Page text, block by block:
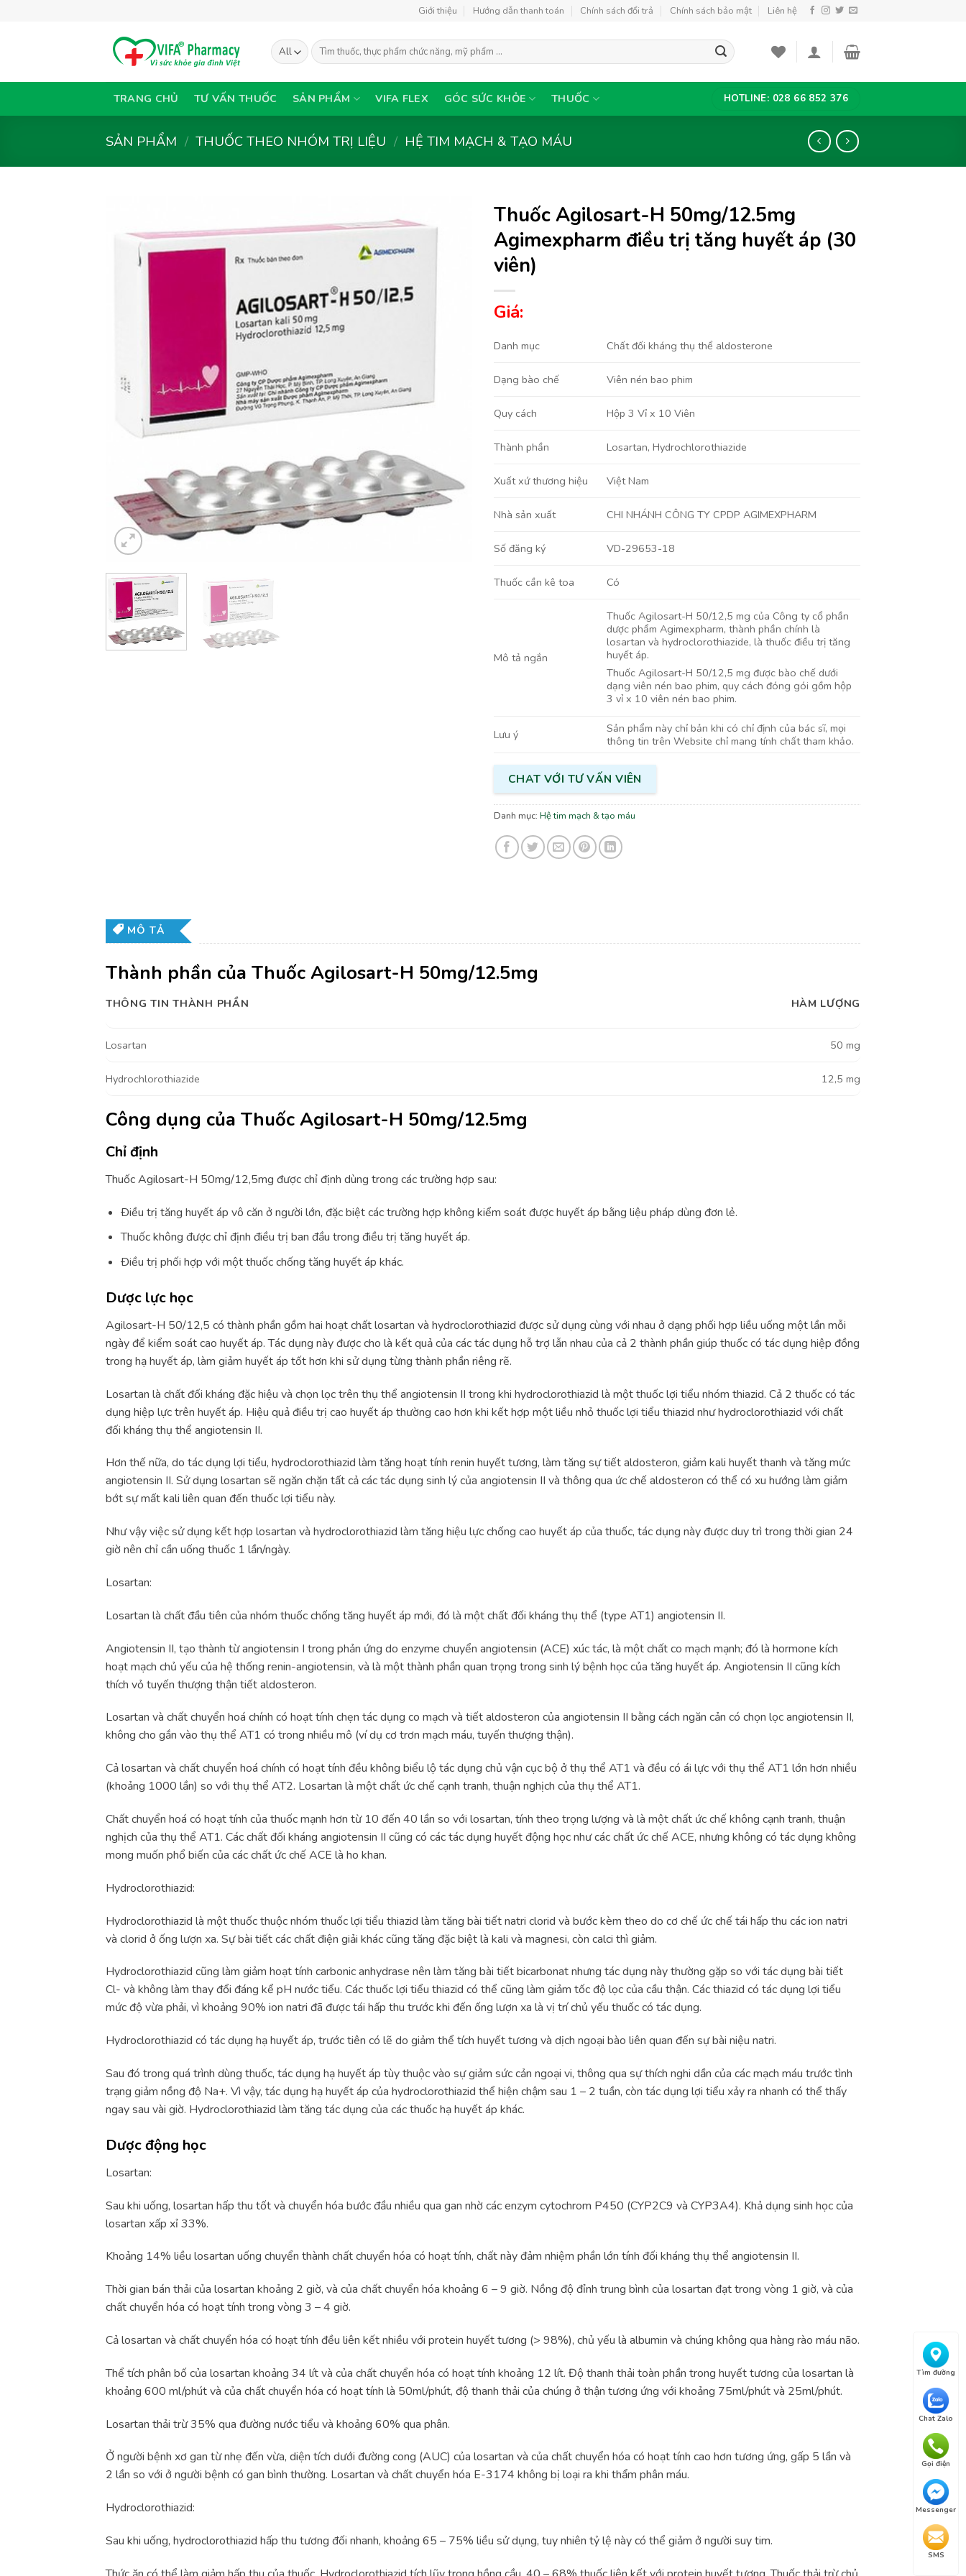
Tìm đường
Chat Zalo
Gọi điện
Messenger
SMS
Giới thiệu Hướng dẫn thanh toán Chính sách đổi trả Chính sách bảo mật Liên hệ
Tìm
kiếm:
TRANG CHỦ TƯ VẤN THUỐC SẢN PHẨM VIFA FLEX GÓC SỨC KHỎE THUỐC HOTLINE: 028 66 852 376
SẢN PHẨM / THUỐC THEO NHÓM TRỊ LIỆU / HỆ TIM MẠCH & TẠO MÁU
Thuốc Agilosart-H 50mg/12.5mg
Agimexpharm điều trị tăng huyết áp (30
viên)
Giá:
Danh mục Chất đối kháng thụ thể aldosterone
Dạng bào chế Viên nén bao phim
Quy cách Hộp 3 Vỉ x 10 Viên
Thành phần Losartan,Hydrochlorothiazide
Xuất xứ thương hiệu Việt Nam
Nhà sản xuất CHI NHÁNH CÔNG TY CPDP AGIMEXPHARM
Số đăng ký VD-29653-18
Thuốc cần kê toa Có
Mô tả ngắn
Thuốc Agilosart-H 50/12,5 mg của Công ty cổ phần
dược phẩm Agimexpharm, thành phần chính là
losartan và hydroclorothiazide, là thuốc điều trị tăng
huyết áp.
Thuốc Agilosart-H 50/12,5 mg được bào chế dưới
dạng viên nén bao phim, quy cách đóng gói gồm hộp
3 vỉ x 10 viên nén bao phim.
Lưu ý
Sản phẩm này chỉ bản khi có chỉ định của bác sĩ, mọi
thông tin trên Website chỉ mang tính chất tham khảo.
CHAT VỚI TƯ VẤN VIÊN
Danh mục: Hệ tim mạch & tạo máu
MÔ TẢ
Thành phần của Thuốc Agilosart-H 50mg/12.5mg
THÔNG TIN THÀNH PHẦN HÀM LƯỢNG
Losartan 50 mg
Hydrochlorothiazide 12,5 mg
Công dụng của Thuốc Agilosart-H 50mg/12.5mg
Chỉ định
Thuốc Agilosart-H 50mg/12,5mg được chỉ định dùng trong các trường hợp sau:
Ðiều trị tăng huyết áp vô căn ở người lớn, đặc biệt các trường hợp không kiểm soát được huyết áp bằng liệu pháp dùng đơn lẻ.
Thuốc không được chỉ định điều trị ban đầu trong điều trị tăng huyết áp.
Ðiều trị phối hợp với một thuốc chống tăng huyết áp khác.
Dược lực học
Agilosart-H 50/12,5 có thành phần gồm hai hoạt chất losartan và hydroclorothiazid được sử dụng cùng với nhau ở dạng phối hợp liều uống một lần mỗi
ngày để kiểm soát cao huyết áp. Tác dụng này được cho là kết quả của các tác dụng hỗ trợ lẫn nhau của cả 2 thành phần giúp thuốc có tác dụng hiệp đồng
trong hạ huyết áp, làm giảm huyết áp tốt hơn khi sử dụng từng thành phần riêng rẽ.
Losartan là chất đối kháng đặc hiệu và chọn lọc trên thụ thể angiotensin II trong khi hydroclorothiazid là một thuốc lợi tiểu nhóm thiazid. Cả 2 thuốc có tác
dụng hiệp lực trên huyết áp. Hiệu quả điều trị cao huyết áp thường cao hơn khi kết hợp một liều nhỏ thuốc lợi tiểu thiazid như hydroclorothiazid với chất
đối kháng thụ thể angiotensin II.
Hơn thế nữa, do tác dụng lợi tiểu, hydroclorothiazid làm tăng hoạt tính renin huyết tương, làm tăng sự tiết aldosteron, giảm kali huyết thanh và tăng mức
angiotensin II. Sử dụng losartan sẽ ngăn chặn tất cả các tác dụng sinh lý của angiotensin II và thông qua ức chế aldosteron có thể có xu hướng làm giảm
bớt sự mất kali liên quan đến thuốc lợi tiểu này.
Như vậy việc sử dụng kết hợp losartan và hydroclorothiazid làm tăng hiệu lực chống cao huyết áp của thuốc, tác dụng này được duy trì trong thời gian 24
giờ nên chỉ cần uống thuốc 1 lần/ngày.
Losartan:
Losartan là chất đầu tiên của nhóm thuốc chống tăng huyết áp mới, đó là một chất đối kháng thụ thể (type AT1) angiotensin II.
Angiotensin II, tạo thành từ angiotensin I trong phản ứng do enzyme chuyển angiotensin (ACE) xúc tác, là một chất co mạch mạnh; đó là hormone kích
hoạt mạch chủ yếu của hệ thống renin-angiotensin, và là một thành phần quan trọng trong sinh lý bệnh học của tăng huyết áp. Angiotensin II cũng kích
thích vỏ tuyến thượng thận tiết aldosteron.
Losartan và chất chuyển hoá chính có hoạt tính chẹn tác dụng co mạch và tiết aldosteron của angiotensin II bằng cách ngăn cản có chọn lọc angiotensin II,
không cho gắn vào thụ thể AT1 có trong nhiều mô (ví dụ cơ trơn mạch máu, tuyến thượng thận).
Cả losartan và chất chuyển hoá chính có hoạt tính đều không biểu lộ tác dụng chủ vận cục bộ ở thụ thể AT1 và đều có ái lực với thụ thể AT1 lớn hơn nhiều
(khoảng 1000 lần) so với thụ thể AT2. Losartan là một chất ức chế cạnh tranh, thuận nghịch của thụ thể AT1.
Chất chuyển hoá có hoạt tính của thuốc mạnh hơn từ 10 đến 40 lần so với losartan, tính theo trọng lượng và là một chất ức chế không cạnh tranh, thuận
nghịch của thụ thể AT1. Các chất đối kháng angiotensin II cũng có các tác dụng huyết động học như các chất ức chế ACE, nhưng không có tác dụng không
mong muốn phổ biến của các chất ức chế ACE là ho khan.
Hydroclorothiazid:
Hydroclorothiazid là một thuốc thuộc nhóm thuốc lợi tiểu thiazid làm tăng bài tiết natri clorid và bước kèm theo do cơ chế ức chế tái hấp thu các ion natri
và clorid ở ống lượn xa. Sự bài tiết các chất điện giải khác cũng tăng đặc biệt là kali và magnesi, còn calci thì giảm.
Hydroclorothiazid cũng làm giảm hoạt tính carbonic anhydrase nên làm tăng bài tiết bicarbonat nhưng tác dụng này thường gặp so với tác dụng bài tiết
Cl- và không làm thay đổi đáng kể pH nước tiểu. Các thuốc lợi tiểu thiazid có thể cũng làm giảm tốc độ lọc của cầu thận. Các thiazid có tác dụng lợi tiểu
mức độ vừa phải, vì khoảng 90% ion natri đã được tái hấp thu trước khi đến ống lượn xa là vị trí chủ yếu thuốc có tác dụng.
Hydroclorothiazid có tác dụng hạ huyết áp, trước tiên có lẽ do giảm thể tích huyết tương và dịch ngoại bào liên quan đến sự bài niệu natri.
Sau đó trong quá trình dùng thuốc, tác dụng hạ huyết áp tùy thuộc vào sự giảm sức cản ngoại vi, thông qua sự thích nghi dần của các mạch máu trước tình
trạng giảm nồng độ Na+. Vì vậy, tác dụng hạ huyết áp của hydroclorothiazid thể hiện chậm sau 1 – 2 tuần, còn tác dụng lợi tiểu xảy ra nhanh có thể thấy
ngay sau vài giờ. Hydroclorothiazid làm tăng tác dụng của các thuốc hạ huyết áp khác.
Dược động học
Losartan:
Sau khi uống, losartan hấp thu tốt và chuyển hóa bước đầu nhiều qua gan nhờ các enzym cytochrom P450 (CYP2C9 và CYP3A4). Khả dụng sinh học của
losartan xấp xỉ 33%.
Khoảng 14% liều losartan uống chuyển thành chất chuyển hóa có hoạt tính, chất này đảm nhiệm phần lớn tính đối kháng thụ thể angiotensin II.
Thời gian bán thải của losartan khoảng 2 giờ, và của chất chuyển hóa khoảng 6 – 9 giờ. Nồng độ đỉnh trung bình của losartan đạt trong vòng 1 giờ, và của
chất chuyển hóa có hoạt tính trong vòng 3 – 4 giờ.
Cả losartan và chất chuyển hóa có hoạt tính đều liên kết nhiều với protein huyết tương (> 98%), chủ yếu là albumin và chúng không qua hàng rào máu não.
Thể tích phân bố của losartan khoảng 34 lít và của chất chuyển hóa có hoạt tính khoảng 12 lít. Độ thanh thải toàn phần trong huyết tương của losartan là
khoảng 600 ml/phút và của chất chuyển hóa có hoạt tính là 50ml/phút, độ thanh thải của chúng ở thận tương ứng với khoảng 75ml/phút và 25ml/phút.
Losartan thải trừ 35% qua đường nước tiểu và khoảng 60% qua phân.
Ở người bệnh xơ gan từ nhẹ đến vừa, diện tích dưới đường cong (AUC) của losartan và của chất chuyển hóa có hoạt tính cao hơn tương ứng, gấp 5 lần và
2 lần so với ở người bệnh có gan bình thường. Losartan và chất chuyển hóa E-3174 không bị loại ra khi thẩm phân máu.
Hydroclorothiazid:
Sau khi uống, hydroclorothiazid hấp thu tương đối nhanh, khoảng 65 – 75% liều sử dụng, tuy nhiên tỷ lệ này có thể giảm ở người suy tim.